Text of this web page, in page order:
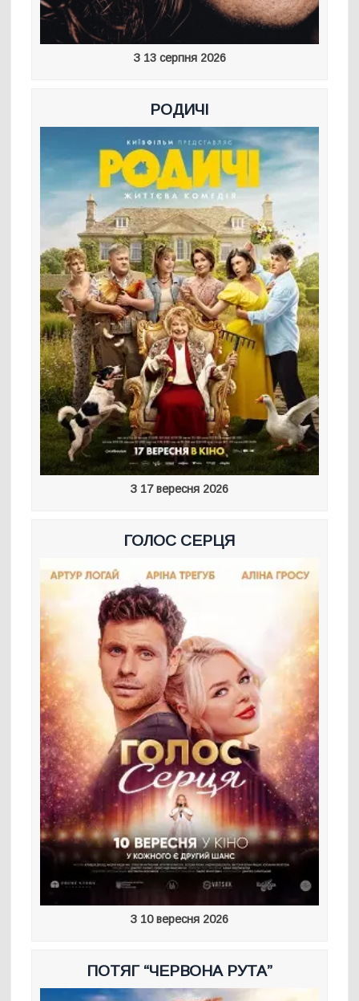
З 13 серпня 2026
РОДИЧІ
З 17 вересня 2026
ГОЛОС СЕРЦЯ
З 10 вересня 2026
ПОТЯГ “ЧЕРВОНА РУТА”